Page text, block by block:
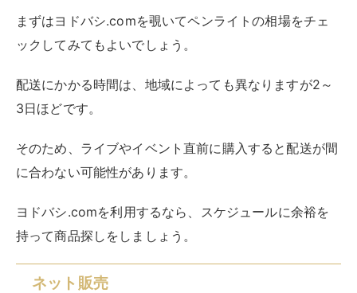
まずはヨドバシ.comを覗いてペンライトの相場をチェ
ックしてみてもよいでしょう。
配送にかかる時間は、地域によっても異なりますが2～
3日ほどです。
そのため、ライブやイベント直前に購入すると配送が間
に合わない可能性があります。
ヨドバシ.comを利用するなら、スケジュールに余裕を
持って商品探しをしましょう。
ネット販売